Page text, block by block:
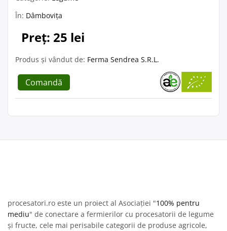
În: Dâmbovița
Preț: 25 lei
Produs și vândut de: Ferma Sendrea S.R.L.
Comandă
procesatori.ro este un proiect al Asociației "100% pentru
mediu" de conectare a fermierilor cu procesatorii de legume
și fructe, cele mai perisabile categorii de produse agricole,